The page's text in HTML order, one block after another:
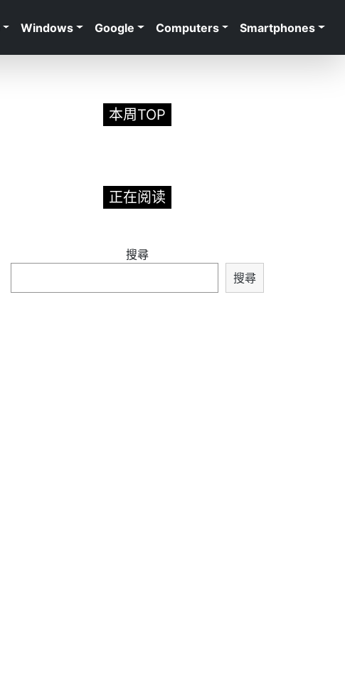
Windows Google Computers Smartphones
本周TOP
正在阅读
搜尋
搜尋